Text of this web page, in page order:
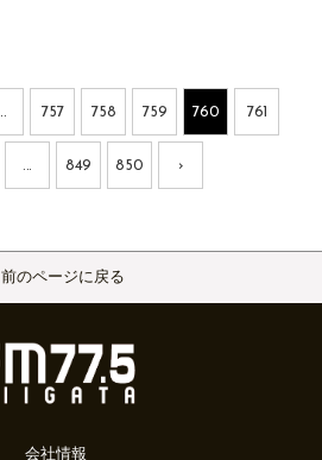
757 758 759 760 761
849 850 ›
前のページに戻る
会社情報